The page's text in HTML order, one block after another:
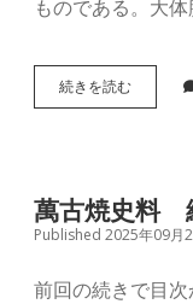
ものである。大
続きを読む萬
古
２
萬古焼史料
Published 2025年09月
前回の続きで目